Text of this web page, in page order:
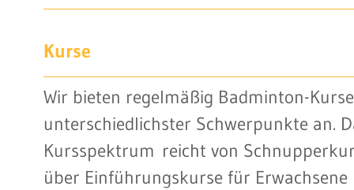
Kurse
Wir bieten regelmäßig Badminton-Kurse
unterschiedlichster Schwerpunkte an.
Kursspektrum reicht von
über Einführungskurse für